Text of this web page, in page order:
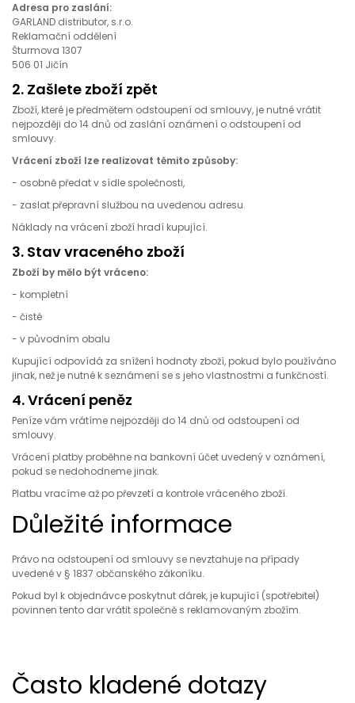
Adresa pro zaslání:
GARLAND distributor, s.r.o.
Reklamační oddělení
Šturmova 1307
506 01 Jičín
2. Zašlete zboží zpět
Zboží, které je předmětem odstoupení od smlouvy, je nutné vrátit
nejpozději do 14 dnů od zaslání oznámení o odstoupení od
smlouvy.
Vrácení zboží lze realizovat těmito způsoby:
- osobně předat v sídle společnosti,
- zaslat přepravní službou na uvedenou adresu.
Náklady na vrácení zboží hradí kupující.
3. Stav vraceného zboží
Zboží by mělo být vráceno:
- kompletní
- čisté
- v původním obalu
Kupující odpovídá za snížení hodnoty zboží, pokud bylo používáno
jinak, než je nutné k seznámení se s jeho vlastnostmi a funkčností.
4. Vrácení peněz
Peníze vám vrátíme nejpozději do 14 dnů od odstoupení od
smlouvy.
Vrácení platby proběhne na bankovní účet uvedený v oznámení,
pokud se nedohodneme jinak.
Platbu vracíme až po převzetí a kontrole vráceného zboží.
Důležité informace
Právo na odstoupení od smlouvy se nevztahuje na případy
uvedené v § 1837 občanského zákoníku.
Pokud byl k objednávce poskytnut dárek, je kupující (spotřebitel)
povinnen tento dar vrátit společně s reklamovaným zbožím.
Často kladené dotazy